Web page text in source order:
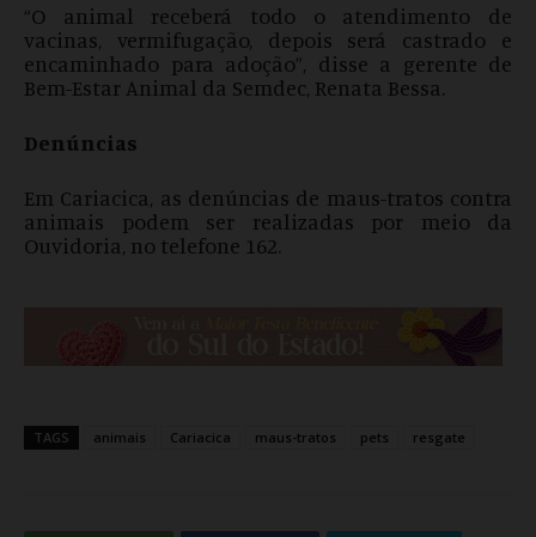
“O animal receberá todo o atendimento de
vacinas, vermifugação, depois será castrado e
encaminhado para adoção”, disse a gerente de
Bem-Estar Animal da Semdec, Renata Bessa.
Denúncias
Em Cariacica, as denúncias de maus-tratos contra
animais podem ser realizadas por meio da
Ouvidoria, no telefone 162.
TAGS animais Cariacica maus-tratos pets resgate